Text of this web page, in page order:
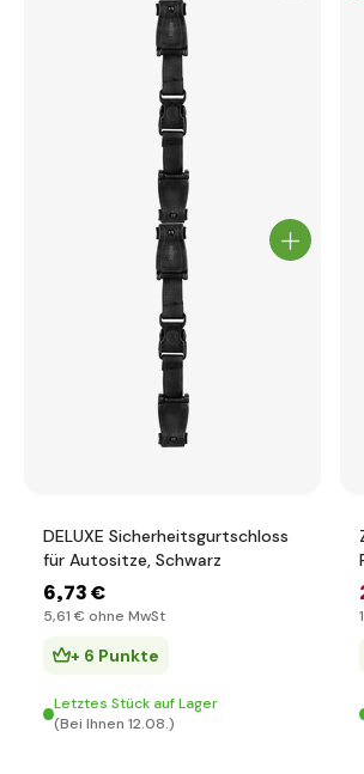
DELUXE Sicherheitsgurtschloss
für Autositze, Schwarz
6,73 €
5,61 € ohne MwSt
+ 6 Punkte
Letztes Stück auf Lager
(Bei Ihnen 12.08.)